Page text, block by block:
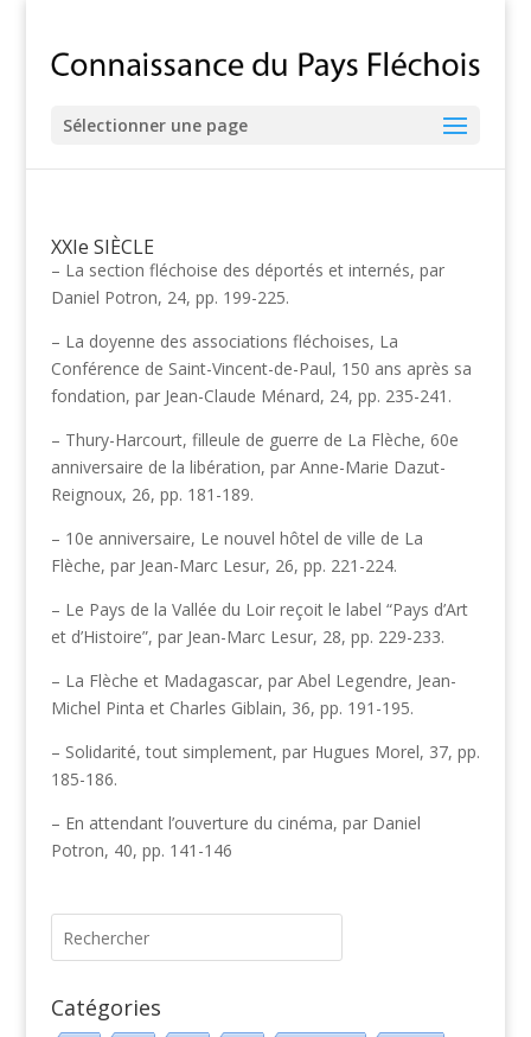
Sélectionner une page
XXIe SIÈCLE
– La section fléchoise des déportés et internés, par
Daniel Potron, 24, pp. 199-225.
– La doyenne des associations fléchoises, La
Conférence de Saint-Vincent-de-Paul, 150 ans après sa
fondation, par Jean-Claude Ménard, 24, pp. 235-241.
– Thury-Harcourt, filleule de guerre de La Flèche, 60e
anniversaire de la libération, par Anne-Marie Dazut-
Reignoux, 26, pp. 181-189.
– 10e anniversaire, Le nouvel hôtel de ville de La
Flèche, par Jean-Marc Lesur, 26, pp. 221-224.
– Le Pays de la Vallée du Loir reçoit le label “Pays d’Art
et d’Histoire”, par Jean-Marc Lesur, 28, pp. 229-233.
– La Flèche et Madagascar, par Abel Legendre, Jean-
Michel Pinta et Charles Giblain, 36, pp. 191-195.
– Solidarité, tout simplement, par Hugues Morel, 37, pp.
185-186.
– En attendant l’ouverture du cinéma, par Daniel
Potron, 40, pp. 141-146
Catégories